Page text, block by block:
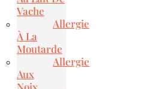
Vache
Allergie
À La
Moutarde
Allergie
Aux